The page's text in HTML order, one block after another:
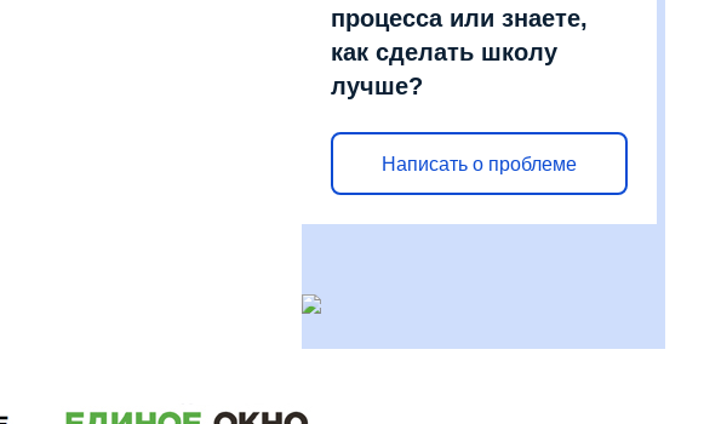
процесса или знаете,
как сделать школу
лучше?
Написать о проблеме